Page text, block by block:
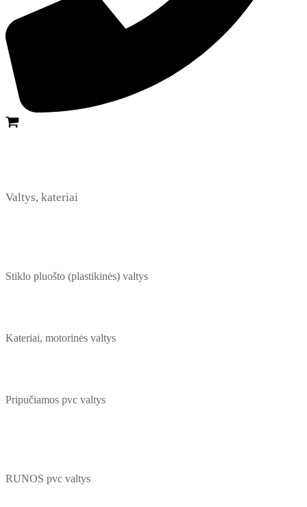
Valtys, kateriai
Stiklo pluošto (plastikinės) valtys
Kateriai, motorinės valtys
Pripučiamos pvc valtys
RUNOS pvc valtys